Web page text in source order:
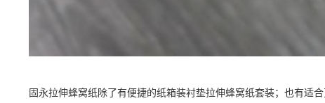
固永拉伸蜂窝纸除了有便捷的纸箱装衬垫拉伸蜂窝纸套装；也有适